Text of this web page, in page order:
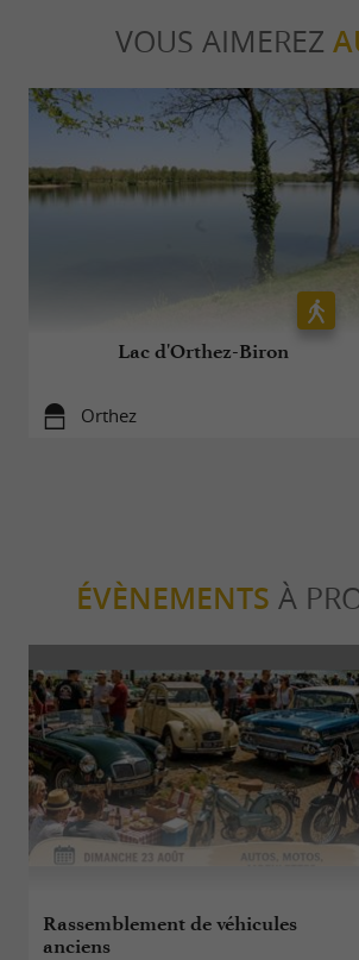
VOUS AIMEREZ
Lac d'Orthez-Biron
Orthez
ÉVÈNEMENTS À
Rassemblement de véhicules
anciens